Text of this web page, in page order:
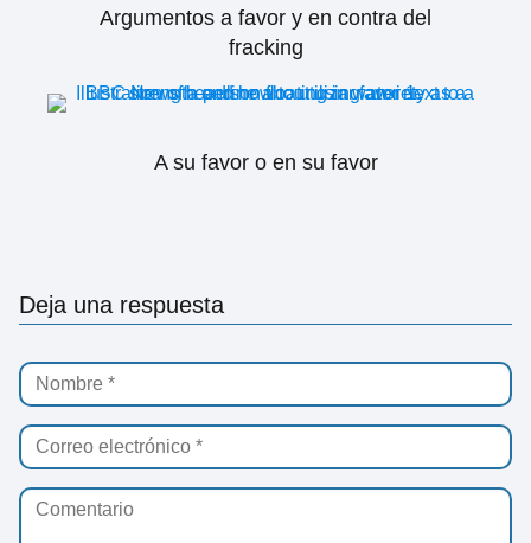
Argumentos a favor y en contra del
fracking
A su favor o en su favor
Deja una respuesta